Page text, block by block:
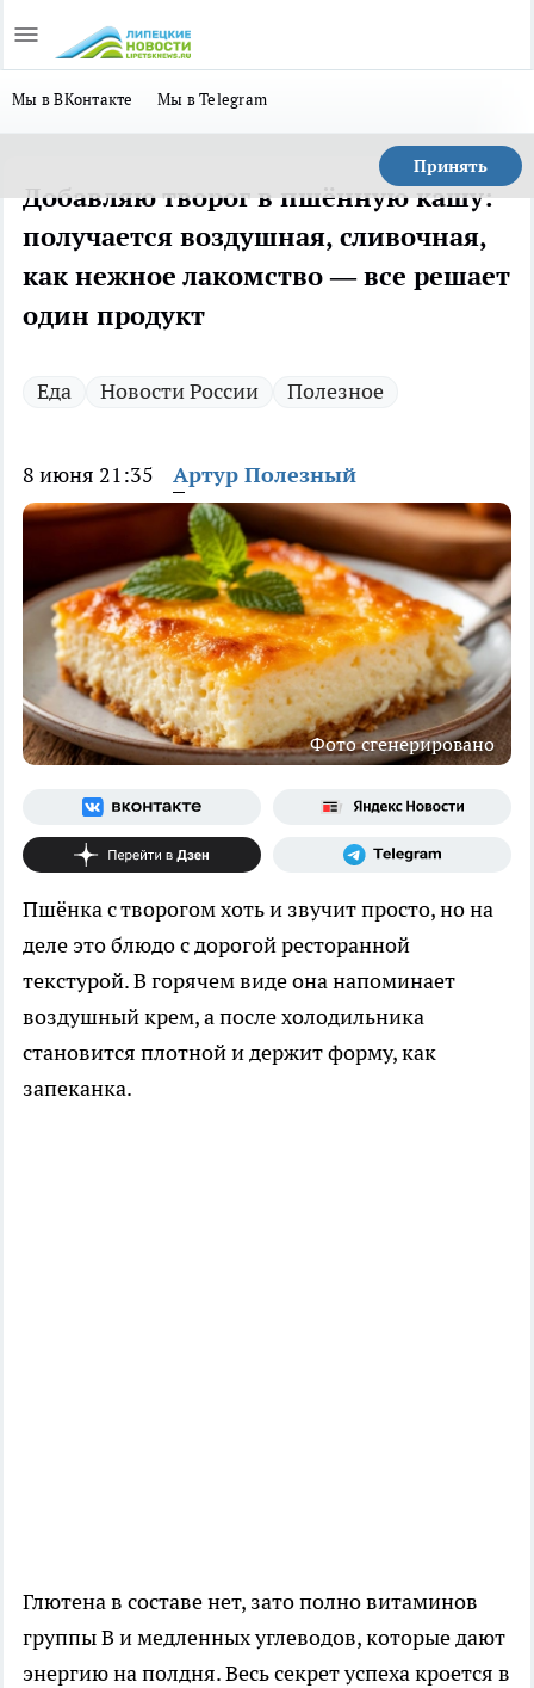
Мы в ВКонтакте Мы в Telegram
Принять
Добавляю творог в пшённую кашу:
получается воздушная, сливочная,
как нежное лакомство — все решает
один продукт
Еда Новости России Полезное
8 июня 21:35 Артур Полезный
Фото сгенерировано
Пшёнка с творогом хоть и звучит просто, но на
деле это блюдо с дорогой ресторанной
текстурой. В горячем виде она напоминает
воздушный крем, а после холодильника
становится плотной и держит форму, как
запеканка.
Глютена в составе нет, зато полно витаминов
группы B и медленных углеводов, которые дают
энергию на полдня. Весь секрет успеха кроется в